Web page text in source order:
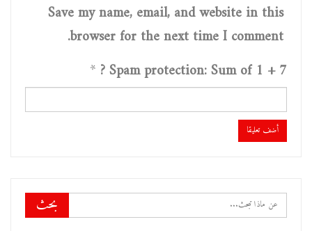
Save my name, email, and website in this
browser for the next time I comment.
Spam protection: Sum of 1 + 7 ?
*